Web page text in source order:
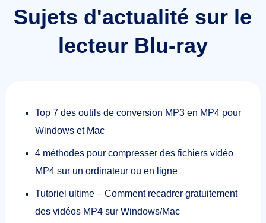
Sujets d'actualité sur le
lecteur Blu-ray
Top 7 des outils de conversion MP3 en MP4 pour
Windows et Mac
4 méthodes pour compresser des fichiers vidéo
MP4 sur un ordinateur ou en ligne
Tutoriel ultime – Comment recadrer gratuitement
des vidéos MP4 sur Windows/Mac